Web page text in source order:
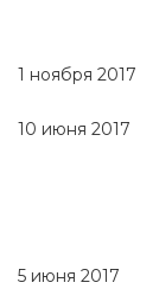
1 ноября 2017
10 июня 2017
5 июня 2017